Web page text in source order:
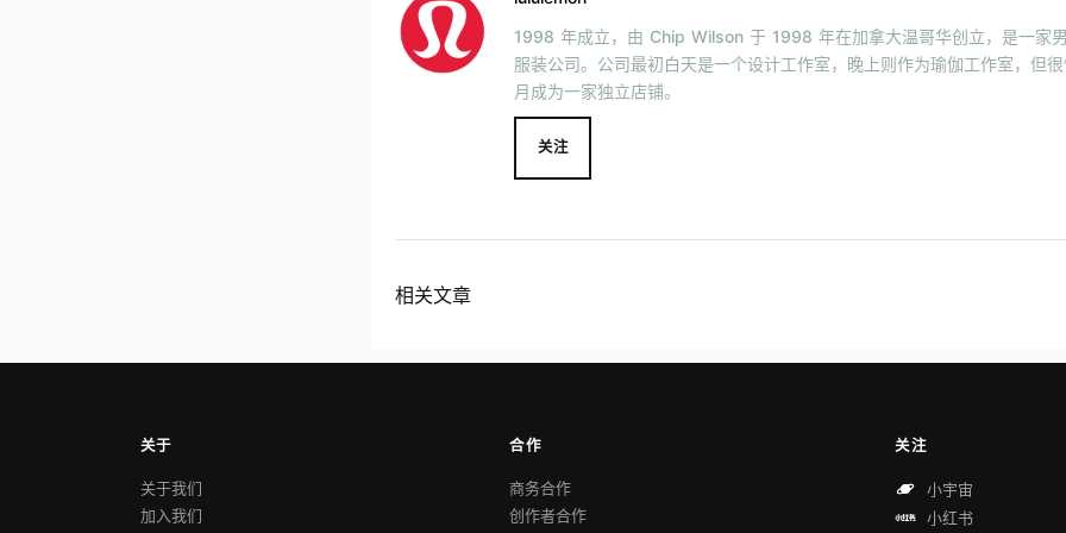
1998 年成立，由 Chip Wilson 于 1998 年在加拿大温哥华创立，是一家
服装公司。公司最初白天是一个设计工作室，晚上则作为瑜伽工作室，但
月成为一家独立店铺。
关注
相关文章
关于
关于我们
加入我们
合作
商务合作
创作者合作
关注
小宇宙
小红书